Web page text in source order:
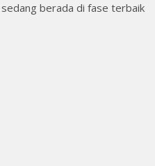
berada di fase terbaik